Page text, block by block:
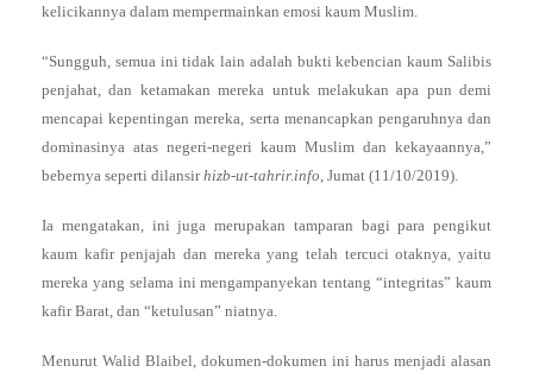
kelicikannya dalam mempermainkan emosi kaum Muslim.
“Sungguh, semua ini tidak lain adalah bukti kebencian kaum Salibis
penjahat, dan ketamakan mereka untuk melakukan apa pun demi
mencapai kepentingan mereka, serta menancapkan pengaruhnya dan
dominasinya atas negeri-negeri kaum Muslim dan kekayaannya,”
bebernya seperti dilansirhizb-ut-tahrir.info, Jumat (11/10/2019).
Ia mengatakan, ini juga merupakan tamparan bagi para pengikut
kaum kafir penjajah dan mereka yang telah tercuci otaknya, yaitu
mereka yang selama ini mengampanyekan tentang “integritas” kaum
kafir Barat, dan “ketulusan” niatnya.
Menurut Walid Blaibel, dokumen-dokumen ini harus menjadi alasan